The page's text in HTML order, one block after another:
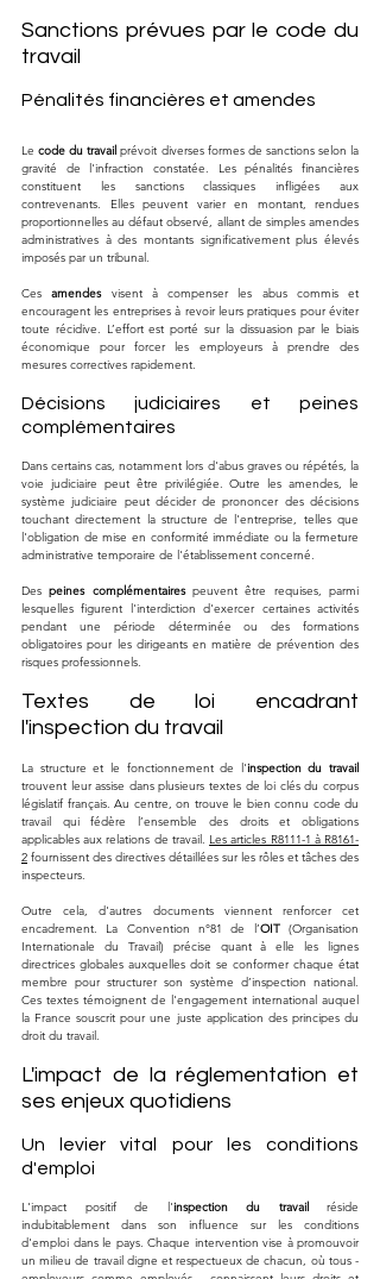
Sanctions prévues par le code du
travail
Pénalités financières et amendes
Le code du travail prévoit diverses formes de sanctions selon la
gravité de l'infraction constatée. Les pénalités financières
constituent les sanctions classiques infligées aux
contrevenants. Elles peuvent varier en montant, rendues
proportionnelles au défaut observé, allant de simples amendes
administratives à des montants significativement plus élevés
imposés par un tribunal.
Ces amendes visent à compenser les abus commis et
encouragent les entreprises à revoir leurs pratiques pour éviter
toute récidive. L’effort est porté sur la dissuasion par le biais
économique pour forcer les employeurs à prendre des
mesures correctives rapidement.
Décisions judiciaires et peines
complémentaires
Dans certains cas, notamment lors d'abus graves ou répétés, la
voie judiciaire peut être privilégiée. Outre les amendes, le
système judiciaire peut décider de prononcer des décisions
touchant directement la structure de l'entreprise, telles que
l'obligation de mise en conformité immédiate ou la fermeture
administrative temporaire de l'établissement concerné.
Des peines complémentaires peuvent être requises, parmi
lesquelles figurent l'interdiction d'exercer certaines activités
pendant une période déterminée ou des formations
obligatoires pour les dirigeants en matière de prévention des
risques professionnels.
Textes de loi encadrant
l'inspection du travail
La structure et le fonctionnement de l'inspection du travail
trouvent leur assise dans plusieurs textes de loi clés du corpus
législatif français. Au centre, on trouve le bien connu code du
travail qui fédère l’ensemble des droits et obligations
applicables aux relations de travail. Les articles R8111-1 à R8161-
2 fournissent des directives détaillées sur les rôles et tâches des
inspecteurs.
Outre cela, d'autres documents viennent renforcer cet
encadrement. La Convention n°81 de l’OIT (Organisation
Internationale du Travail) précise quant à elle les lignes
directrices globales auxquelles doit se conformer chaque état
membre pour structurer son système d’inspection national.
Ces textes témoignent de l'engagement international auquel
la France souscrit pour une juste application des principes du
droit du travail.
L'impact de la réglementation et
ses enjeux quotidiens
Un levier vital pour les conditions
d'emploi
L'impact positif de l'inspection du travail réside
indubitablement dans son influence sur les conditions
d'emploi dans le pays. Chaque intervention vise à promouvoir
un milieu de travail digne et respectueux de chacun, où tous -